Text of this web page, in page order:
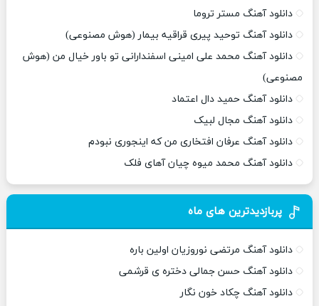
دانلود آهنگ مستر تروما
دانلود آهنگ توحید پیری قراقیه بیمار (هوش مصنوعی)
دانلود آهنگ محمد علی امینی اسفندارانی تو باور خیال من (هوش
مصنوعی)
دانلود آهنگ حمید دال اعتماد
دانلود آهنگ مجال لبیک
دانلود آهنگ عرفان افتخاری من که اینجوری نبودم
دانلود آهنگ محمد میوه چیان آهای فلک
پربازدیدترین های ماه
دانلود آهنگ مرتضی نوروزیان اولین باره
دانلود آهنگ حسن جمالی دختره ی قرشمی
دانلود آهنگ چکاد خون نگار